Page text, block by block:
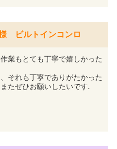
ビルトインコンロ
業もとても丁寧で嬉しかった
それも丁寧でありがたかった
たぜひお願いしたいです.